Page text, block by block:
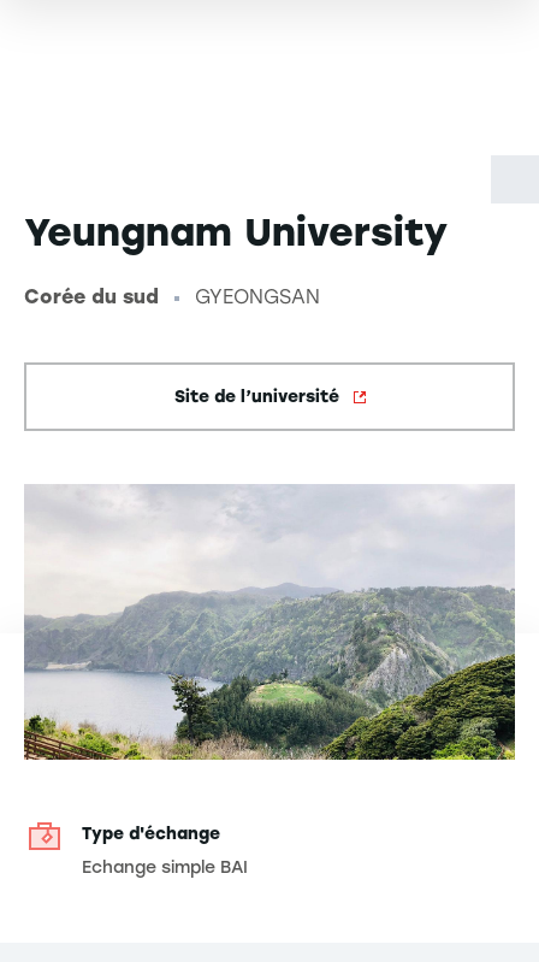
Yeungnam University
Corée du sud GYEONGSAN
Site de l’université
Type d'échange
Echange simple BAI